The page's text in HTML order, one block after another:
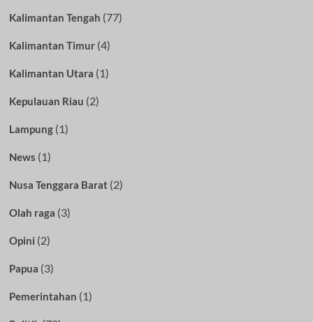
Kalimantan Tengah (77)
Kalimantan Timur(4)
Kalimantan Utara (1)
Kepulauan Riau (2)
Lampung(1)
News (1)
Nusa Tenggara Barat(2)
Olah raga (3)
Opini (2)
Papua (3)
Pemerintahan (1)